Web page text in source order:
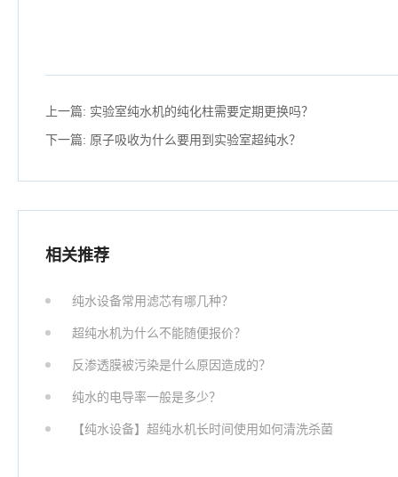
上一篇: 实验室纯水机的纯化柱需要定期更换吗？
下一篇: 原子吸收为什么要用到实验室超纯水？
相关推荐
纯水设备常用滤芯有哪几种？
超纯水机为什么不能随便报价？
反渗透膜被污染是什么原因造成的？
纯水的电导率一般是多少？
【纯水设备】超纯水机长时间使用如何清洗杀菌